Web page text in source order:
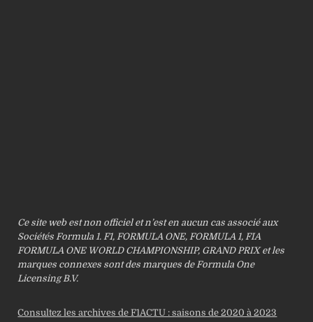
Ce site web est non officiel et n’est en aucun cas associé aux
Sociétés Formula 1. F1, FORMULA ONE, FORMULA 1, FIA
FORMULA ONE WORLD CHAMPIONSHIP, GRAND PRIX et les
marques connexes sont des marques de Formula One
Licensing B.V.
Consultez les archives de F1ACTU : saisons de 2020 à 2023